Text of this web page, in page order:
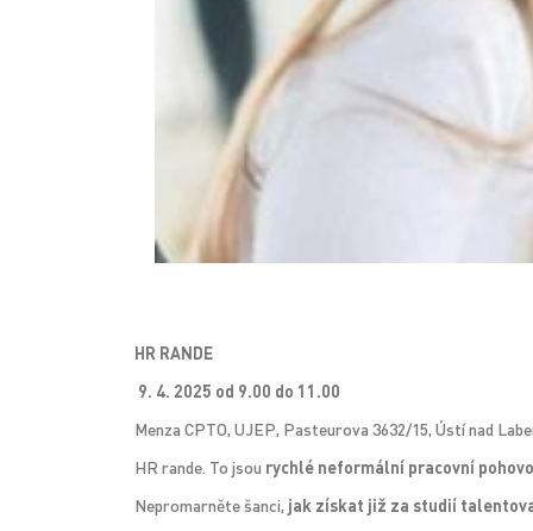
HR RANDE
9. 4. 2025 od 9.00 do 11.00
Menza CPTO, UJEP, Pasteurova 3632/15, Ústí nad
HR rande. To jsou rychlé neformální pracovní
Nepromarněte šanci, jak získat již za studií